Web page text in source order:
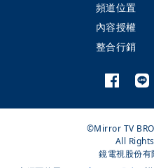
頻道位置
內容授權
整合行銷
©Mirror TV
All
鏡電視股份